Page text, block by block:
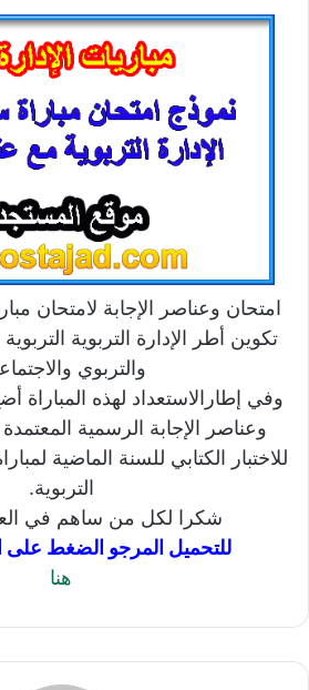
امتحان وعناصر الإجابة لامتحان
تكوين أطر الإدارة التربوية
والتربوي
وفي إطارالاستعداد لهذه المباراة
وعناصر الإجابة الرسمية
للاختبار الكتابي للسنة الماضية
التربوية.
شكرا لكل من ساهم في
للتحميل المرجو الضغط على
هنا